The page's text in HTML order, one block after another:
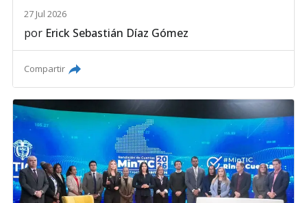
27 Jul 2026
por Erick Sebastián Díaz Gómez
Compartir